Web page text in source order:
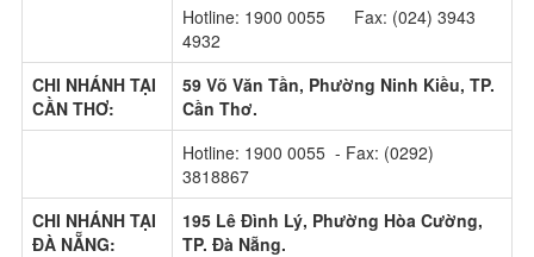
Hotline: 1900 0055 Fax: (024) 3943
4932
CHI NHÁNH TẠI
CẦN THƠ:
59 Võ Văn Tần, Phường Ninh Kiều, TP.
Cần Thơ.
Hotline: 1900 0055 - Fax: (0292)
3818867
CHI NHÁNH TẠI
ĐÀ NẴNG:
195 Lê Đình Lý, Phường Hòa Cường,
TP. Đà Nẵng.